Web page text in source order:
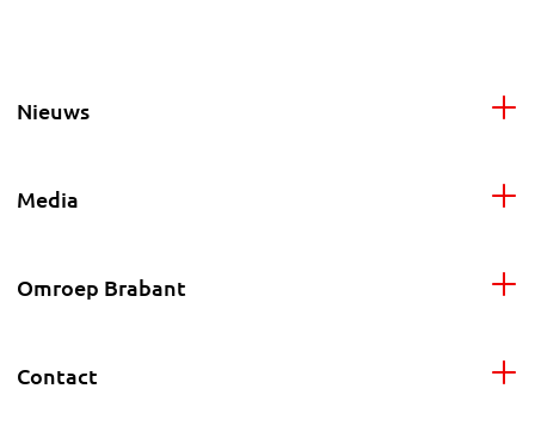
Nieuws
Media
Omroep Brabant
Contact